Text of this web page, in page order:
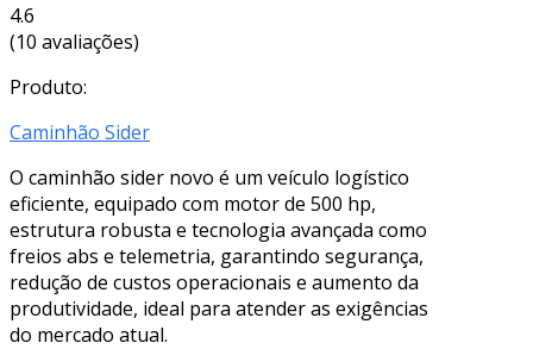
4.6
(10 avaliações)
Produto:
Caminhão Sider
O caminhão sider novo é um veículo logístico
eficiente, equipado com motor de 500 hp,
estrutura robusta e tecnologia avançada como
freios abs e telemetria, garantindo segurança,
redução de custos operacionais e aumento da
produtividade, ideal para atender as exigências
do mercado atual.